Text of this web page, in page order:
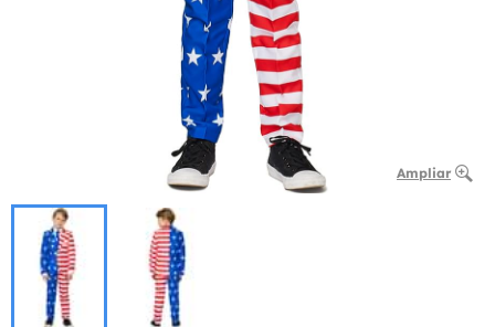
Ampliar